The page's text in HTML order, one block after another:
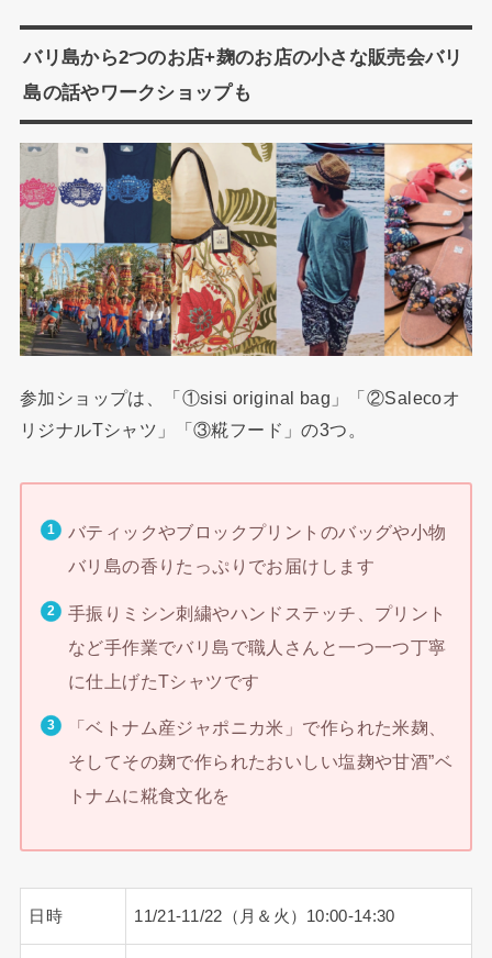
バリ島から2つのお店+麹のお店の小さな販売会バリ
島の話やワークショップも
参加ショップは、「①sisi original bag」「②Salecoオ
リジナルTシャツ」「③糀フード」の3つ。
バティックやブロックプリントのバッグや小物
バリ島の香りたっぷりでお届けします
手振りミシン刺繍やハンドステッチ、プリント
など手作業でバリ島で職人さんと一つ一つ丁寧
に仕上げたTシャツです
「ベトナム産ジャポニカ米」で作られた米麹、
そしてその麹で作られたおいしい塩麹や甘酒”ベ
トナムに糀食文化を
日時 11/21-11/22（月＆火）10:00-14:30